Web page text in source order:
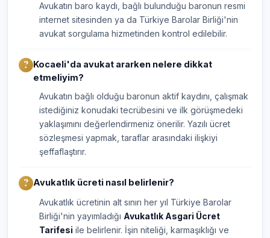
Avukatın baro kaydı, bağlı bulunduğu baronun resmi
internet sitesinden ya da Türkiye Barolar Birliği'nin
avukat sorgulama hizmetinden kontrol edilebilir.
Kocaeli'da avukat ararken nelere dikkat
etmeliyim?
Avukatın bağlı olduğu baronun aktif kaydını, çalışmak
istediğiniz konudaki tecrübesini ve ilk görüşmedeki
yaklaşımını değerlendirmeniz önerilir. Yazılı ücret
sözleşmesi yapmak, taraflar arasındaki ilişkiyi
şeffaflaştırır.
Avukatlık ücreti nasıl belirlenir?
Avukatlık ücretinin alt sınırı her yıl Türkiye Barolar
Birliği'nin yayımladığı Avukatlık Asgari Ücret
Tarifesi ile belirlenir. İşin niteliği, karmaşıklığı ve